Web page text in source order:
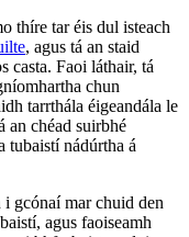
thíre tar éis dul isteach
, agus tá an staid
casta. Faoi láthair, tá
chun
tarrthála éigeandála le
an chéad suirbhé
tubaistí nádúrtha á
gcónaí mar chuid den
agus faoiseamh